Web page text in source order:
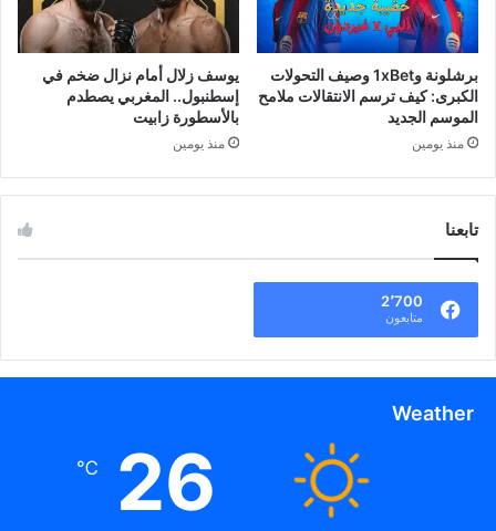
برشلونة و1xBet وصيف التحولات
الكبرى: كيف ترسم الانتقالات ملامح
الموسم الجديد
منذ يومين
يوسف زلال أمام نزال ضخم في
إسطنبول.. المغربي يصطدم
بالأسطورة زابيت
منذ يومين
تابعنا
2٬700
متابعون
Weather
26
℃